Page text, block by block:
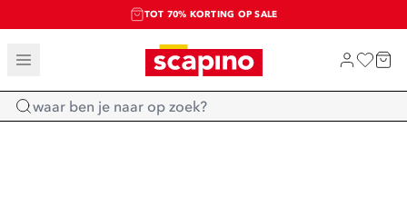
TOT 70% KORTING OP SALE
SALE: LAATSTE KANS!
SHOP NIEUW
Home